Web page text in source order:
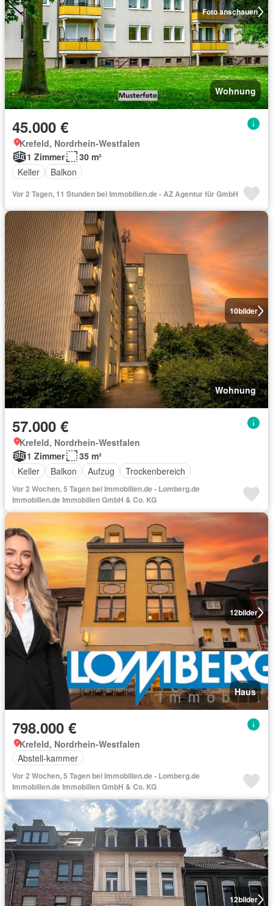
Foto anschauen
Wohnung
45.000 €
Krefeld, Nordrhein-Westfalen
1 Zimmer
30 m²
Keller
Balkon
Vor 2 Tagen, 11 Stunden bei Immobilien.de - AZ Agentur für GmbH
10bilder
Wohnung
57.000 €
Krefeld, Nordrhein-Westfalen
1 Zimmer
35 m²
Keller
Balkon Aufzug Trockenbereich
Vor 2 Wochen, 5 Tagen bei Immobilien.de - Lomberg.de
Immobilien.de Immobilien GmbH & Co. KG
12bilder
Haus
798.000 €
Krefeld, Nordrhein-Westfalen
Abstell-kammer
Vor 2 Wochen, 5 Tagen bei Immobilien.de - Lomberg.de
Immobilien.de Immobilien GmbH & Co. KG
12bilder